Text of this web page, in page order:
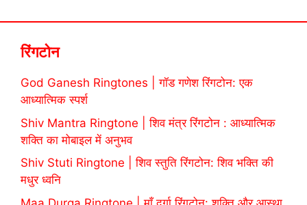
रिंगटोन
God Ganesh Ringtones | गॉड गणेश रिंगटोन: एक
आध्यात्मिक स्पर्श
Shiv Mantra Ringtone | शिव मंत्र रिंगटोन : आध्यात्मिक
शक्ति का मोबाइल में अनुभव
Shiv Stuti Ringtone | शिव स्तुति रिंगटोन: शिव भक्ति की
मधुर ध्वनि